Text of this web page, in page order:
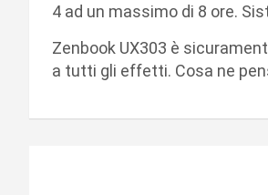
4 ad un massimo di 8 ore.
Zenbook UX303 è
a tutti gli effetti. Cosa ne